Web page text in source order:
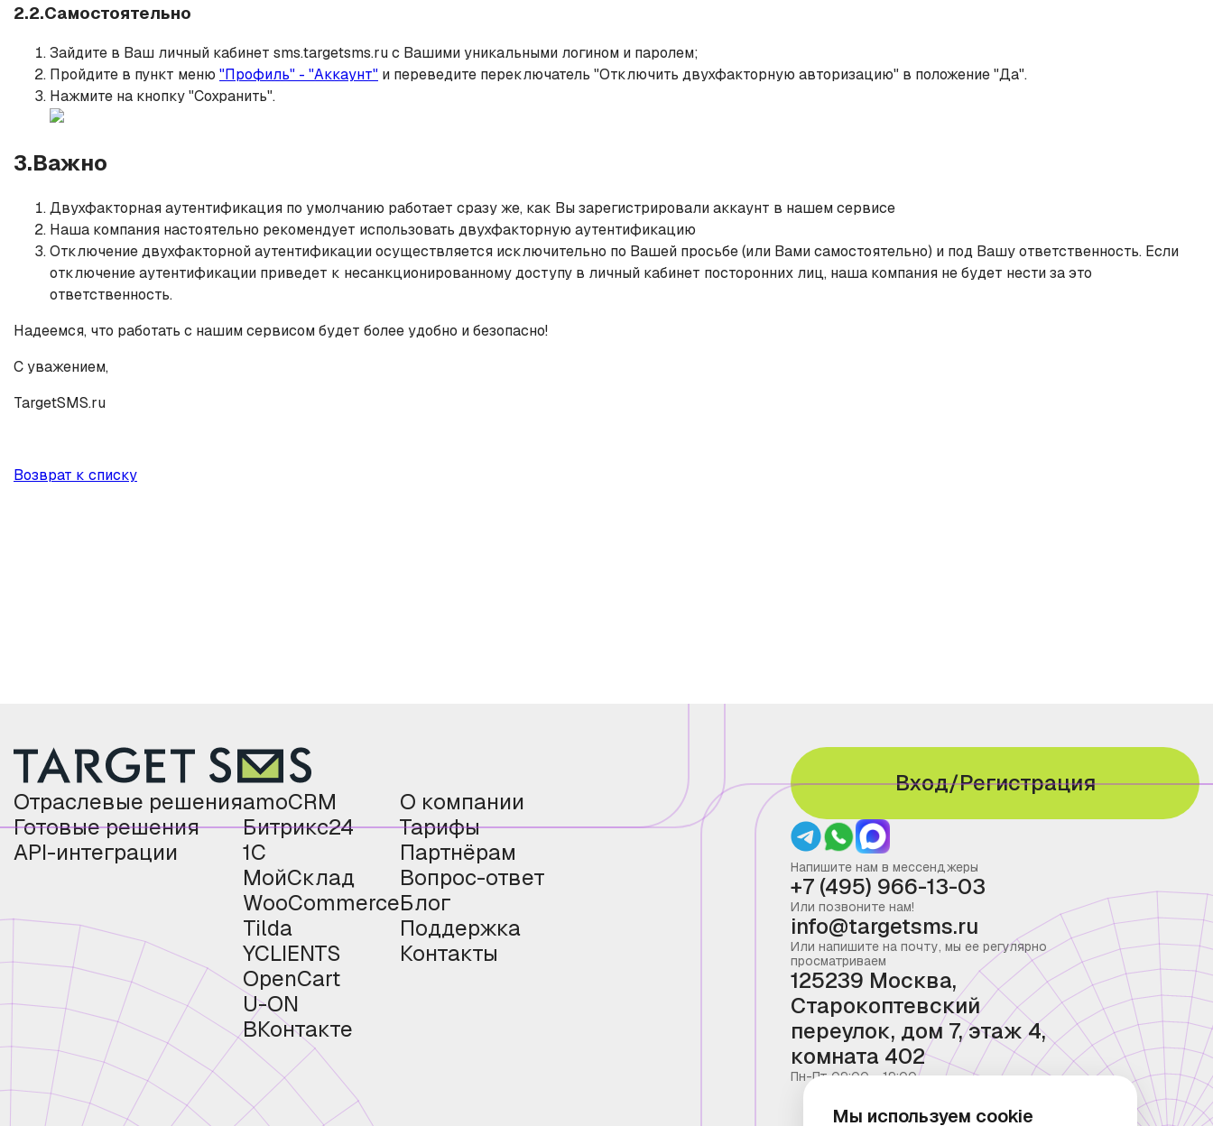
2.2.Самостоятельно
Зайдите в Ваш личный кабинет sms.targetsms.ru с Вашими уникальными логином и паролем;
Пройдите в пункт меню "Профиль" - "Аккаунт" и переведите переключатель "Отключить двухфакторную авторизацию" в положение "Да".
Нажмите на кнопку "Сохранить".
3.Важно
Двухфакторная аутентификация по умолчанию работает сразу же, как Вы зарегистрировали аккаунт в нашем сервисе
Наша компания настоятельно рекомендует использовать двухфакторную аутентификацию
Отключение двухфакторной аутентификации осуществляется исключительно по Вашей просьбе (или Вами самостоятельно) и под Вашу ответственность. Если
отключение аутентификации приведет к несанкционированному доступу в личный кабинет посторонних лиц, наша компания не будет нести за это
ответственность.
Надеемся, что работать с нашим сервисом будет более удобно и безопасно!
С уважением,
TargetSMS.ru
Возврат к списку
Отраслевые решения
Готовые решения
API-интеграции
amoCRM
Битрикс24
1С
МойСклад
WooCommerce
Tilda
YCLIENTS
OpenCart
U-ON
ВКонтакте
О компании
Тарифы
Партнёрам
Вопрос-ответ
Блог
Поддержка
Контакты
Вход/Регистрация
Напишите нам в мессенджеры
+7 (495) 966-13-03
Или позвоните нам!
info@targetsms.ru
Или напишите на почту, мы ее регулярно
просматриваем
125239 Москва,
Старокоптевский
переулок, дом 7, этаж 4,
комната 402
Пн-Пт 09:00 - 19:00
Мы используем cookie